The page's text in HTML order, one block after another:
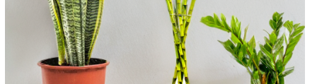
SIPARIŞ TAKIP
ÜYE GIRIŞ